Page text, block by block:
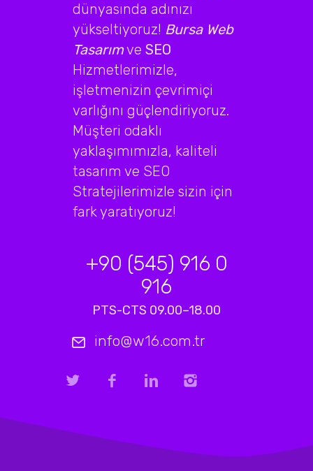
dünyasında adınızı
yükseltiyoruz! Bursa Web
Tasarımve SEO
Hizmetlerimizle,
işletmenizin çevrimiçi
varlığını güçlendiriyoruz.
Müşteri odaklı
yaklaşımımızla, kaliteli
tasarım ve SEO
Stratejilerimizle sizin için
fark yaratıyoruz!
+90 (545) 916 0
916
PTS-CTS 09.00–18.00
info@w16.com.tr